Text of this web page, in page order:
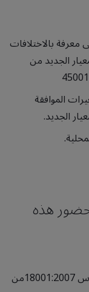
بالاختلافات
بي أس أوساس 18001:2007 والمعيار الجديد من
الموافقة
الجديد.
هذه
فهم الاختلافات مع والمعيار بي أس أوساس 18001:2007من